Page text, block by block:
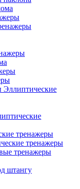
Эллиптические
тренажеры
тренажеры
тренажеры
штангу